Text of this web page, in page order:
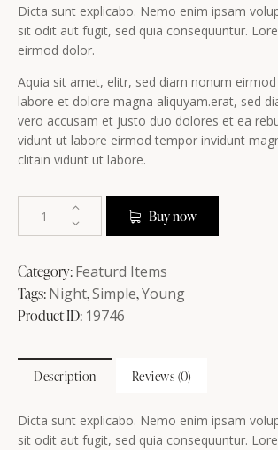
Dicta sunt explicabo. Nemo enim ipsam
sit odit aut fugit, sed quia consequuntur.
eirmod dolor.
Aquia sit amet, elitr, sed diam nonum
labore et dolore magna aliquyam.erat, sed
vero accusam et justo duo dolores et ea
vidunt ut labore eirmod tempor invidunt
clitain vidunt ut labore.
Buy now
Category:Featurd Items
Tags:Night,Simple,Young
Product ID: 19746
Description Reviews (0)
Dicta sunt explicabo. Nemo enim ipsam
sit odit aut fugit, sed quia consequuntur.